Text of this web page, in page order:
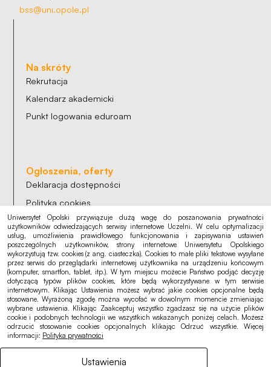
bss@uni.opole.pl
Na skróty
Rekrutacja
Kalendarz akademicki
Punkt logowania eduroam
Ogłoszenia, oferty
Deklaracja dostępności
Polityka cookies
Polityka prywatności
RODO
Uniwersytet Opolski przywiązuje dużą wagę do poszanowania prywatności
użytkowników odwiedzających serwisy internetowe Uczelni. W celu optymalizacji
usług, umożliwienia prawidłowego funkcjonowania i zapisywania ustawień
poszczególnych użytkowników, strony internetowe Uniwersytetu Opolskiego
wykorzystują tzw. cookies (z ang. ciasteczka). Cookies to małe pliki tekstowe wysyłane
przez serwis do przeglądarki internetowej użytkownika na urządzeniu końcowym
(komputer, smartfon, tablet, itp.). W tym miejscu możecie Państwo podjąć decyzję
dotyczącą typów plików cookies, które będą wykorzystywane w tym serwisie
internetowym. Klikając Ustawienia możesz wybrać jakie cookies opcjonalne będą
stosowane. Wyrażoną zgodę można wycofać w dowolnym momencie zmieniając
wybrane ustawienia. Klikając Zaakceptuj wszystko zgadzasz się na użycie plików
cookie i podobnych technologii we wszystkich wskazanych poniżej celach. Możesz
odrzucić stosowanie cookies opcjonalnych klikając Odrzuć wszystkie. Więcej
informacji: Polityka prywatności
Ustawienia